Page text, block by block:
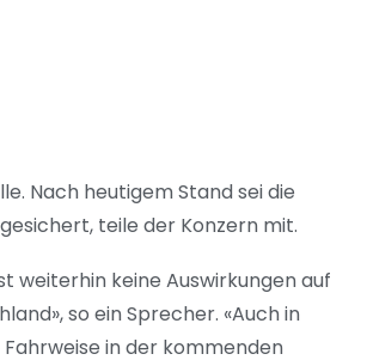
Nach heutigem Stand sei die
teile der Konzern mit.
weiterhin keine Auswirkungen auf
so ein Sprecher. «Auch in
in der kommenden